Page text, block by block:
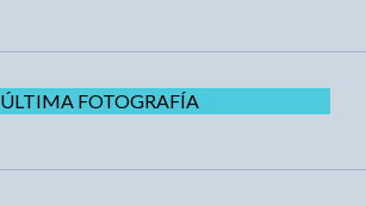
ÚLTIMA FOTOGRAFÍA